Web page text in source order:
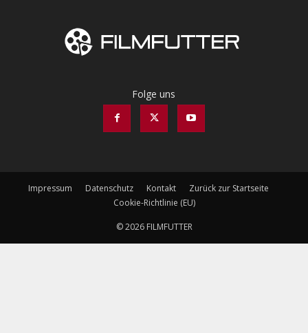
Folge uns
Impressum Datenschutz Kontakt
Zurück zur Startseite
Cookie-Richtlinie (EU)
© 2026 FILMFUTTER